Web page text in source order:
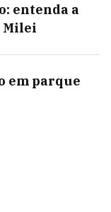
entenda a
Milei
em parque